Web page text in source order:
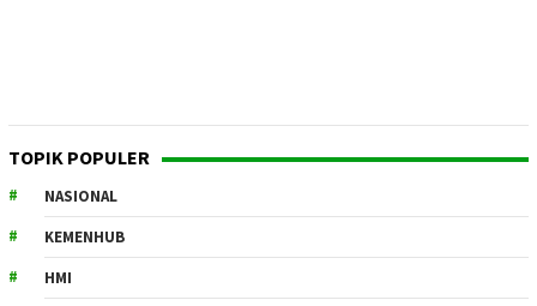
TOPIK POPULER
NASIONAL
KEMENHUB
HMI